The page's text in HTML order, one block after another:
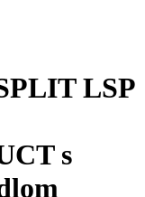
LSP
s